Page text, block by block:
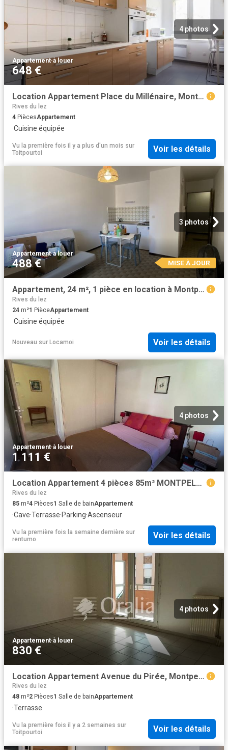
4 photos
Appartement·à louer
648 €
Location Appartement Place du Millénaire, Montpellier
Rives du lez
4 PiècesAppartement
·Cuisine équipée
Vu la première fois il y a plus d'un mois sur
Toitpourtoi
Voir les détails
3 photos
Appartement·à louer
488 € MISE À JOUR
Appartement, 24 m², 1 pièce en location à Montpellier 488 € par mois
Rives du lez
24 m²1 PièceAppartement
·Cuisine équipée
Nouveau sur Locamoi Voir les détails
4 photos
Appartement·à louer
1 111 €
Location Appartement 4 pièces 85m² MONTPELLIER 34000
Rives du lez
85 m²4 Pièces1 Salle de bainAppartement
·Cave·Terrasse·Parking·Ascenseur
Vu la première fois la semaine dernière sur
rentumo
Voir les détails
4 photos
Appartement·à louer
830 €
Location Appartement Avenue du Pirée, Montpellier
Rives du lez
48 m²2 Pièces1 Salle de bainAppartement
·Terrasse
Vu la première fois il y a 2 semaines sur
Toitpourtoi
Voir les détails